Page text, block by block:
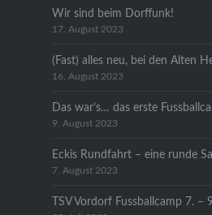
Wir sind beim Dorffunk!
17. August 2023
(Fast) alles neu, bei den Alten
16. August 2023
Das war’s… das erste
9. August 2023
Eckis Rundfahrt – eine runde
7. August 2023
TSV Vordorf Fussballcamp 7. –